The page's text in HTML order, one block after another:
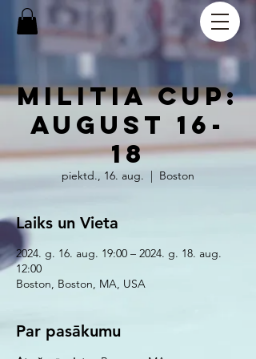
Militia Cup:
August 16-
18
piektd., 16. aug. Boston
Laiks un Vieta
2024. g. 16. aug. 19:00 – 2024. g. 18. aug.
12:00
Boston, Boston, MA, USA
Par pasākumu